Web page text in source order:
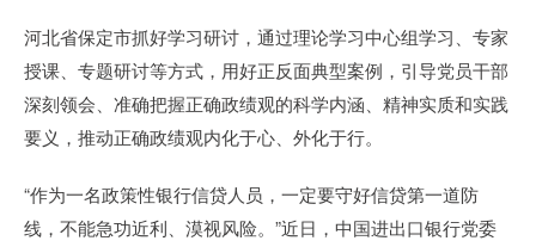
河北省保定市抓好学习研讨，通过理论学习中心组学习、专家
授课、专题研讨等方式，用好正反面典型案例，引导党员干部
深刻领会、准确把握正确政绩观的科学内涵、精神实质和实践
要义，推动正确政绩观内化于心、外化于行。
“作为一名政策性银行信贷人员，一定要守好信贷第一道防
线，不能急功近利、漠视风险。”近日，中国进出口银行党委